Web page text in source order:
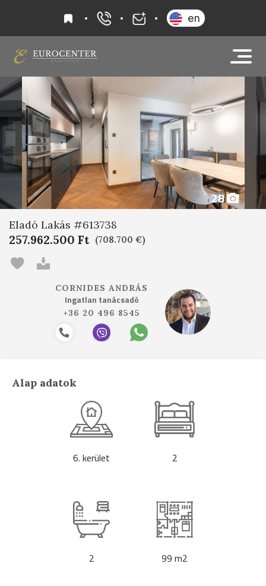
kedvencek+36 20 919 0005
en
28
Eladó Lakás #613738
257.962.500 Ft (708.700 €)
CORNIDES ANDRÁS
Ingatlan tanácsadó
+36 20 496 8545
Alap adatok
6. kerület 2
2 99 m2